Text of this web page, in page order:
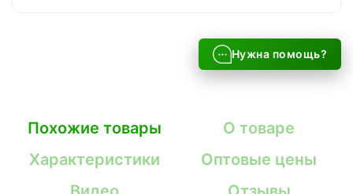
Нужна помощь?
Похожие товары
О товаре
Характеристики
Оптовые цены